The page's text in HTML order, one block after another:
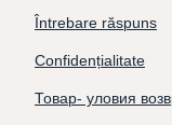
Întrebare răspuns
Confidențialitate
Товар- уловия